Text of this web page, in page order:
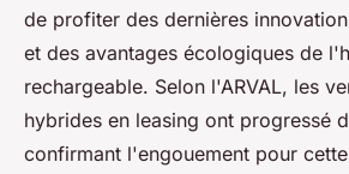
de profiter des dernières
et des avantages écologiques de
rechargeable. Selon l'ARVAL, les
hybrides en leasing ont progressé
confirmant l'engouement pour